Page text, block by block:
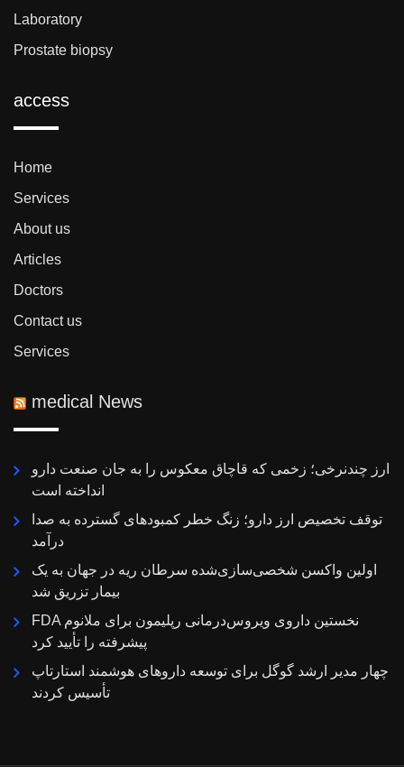
Laboratory
Prostate biopsy
access
Home
Services
About us
Articles
Doctors
Contact us
Services
medical News
ارز چندنرخی؛ زخمی که قاچاق معکوس را به جان صنعت دارو
انداخته است
توقف تخصیص ارز دارو؛ زنگ خطر کمبودهای گسترده به صدا
درآمد
اولین واکسن شخصی‌سازی‌شده سرطان ریه در جهان به یک
بیمار تزریق شد
FDA نخستین داروی ویروس‌درمانی رپلیمون برای ملانوم
پیشرفته را تأیید کرد
چهار مدیر ارشد گوگل برای توسعه داروهای هوشمند استارتاپ
تأسیس کردند